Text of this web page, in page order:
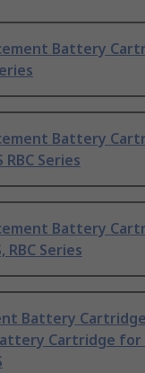
Battery
Battery
Series
Battery
RBC Series
Battery Cartridge
Cartridge for